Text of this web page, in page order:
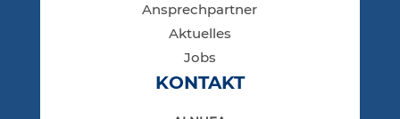
Ansprech­part­ner
Aktu­el­les
Jobs
KON­TAKT